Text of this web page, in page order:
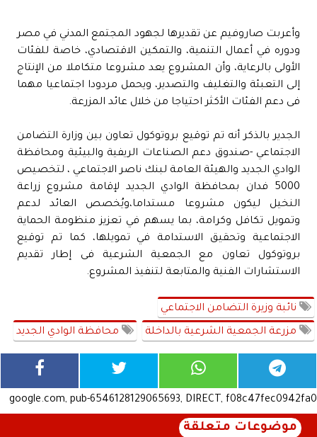
وأعربت صاروفيم عن تقديرها لجهود المجتمع المدني في مصر
ودوره في أعمال التنمية، والتمكين الاقتصادي، خاصة للفئات
الأولى بالرعاية، وأن المشروع يعد مشروعا متكاملا من الإنتاج
إلى التعبئة والتغليف والتصدير، ويحمل مردودا اجتماعيا مهما
فى دعم الفئات الأكثر احتياجا من خلال عائد المزرعة.
الجدير بالذكر أنه تم توقيع بروتوكول تعاون بين وزارة التضامن
الاجتماعي -صندوق دعم الصناعات الريفية والبيئية ومحافظة
الوادي الجديد والهيئة العامة لبنك ناصر الاجتماعي ، لتخصيص
5000 فدان بمحافظة الوادي الجديد لإقامة مشروع زراعة
النخيل ليكون مشروعا مستداما،ويُخصص العائد لدعم
وتمويل تكافل وكرامة، بما يسهم في تعزيز منظومة الحماية
الاجتماعية وتحقيق الاستدامة في تمويلها، كما تم توقيع
بروتوكول تعاون مع الجمعية الشرعية فى إطار تقديم
الاستشارات الفنية والمتابعة لتنفيذ المشروع.
نائبة وزيرة التضامن الاجتماعي
مزرعة الجمعية الشرعية بالداخلة محافظة الوادي الجديد
google.com, pub-6546128129065693, DIRECT, f08c47fec0942fa0
موضوعات متعلقة